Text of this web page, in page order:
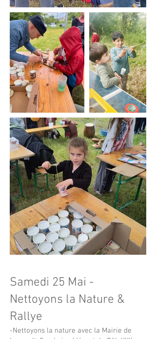
Samedi 25 Mai -
Nettoyons la Nature &
Rallye
-Nettoyons la nature avec la Mairie de